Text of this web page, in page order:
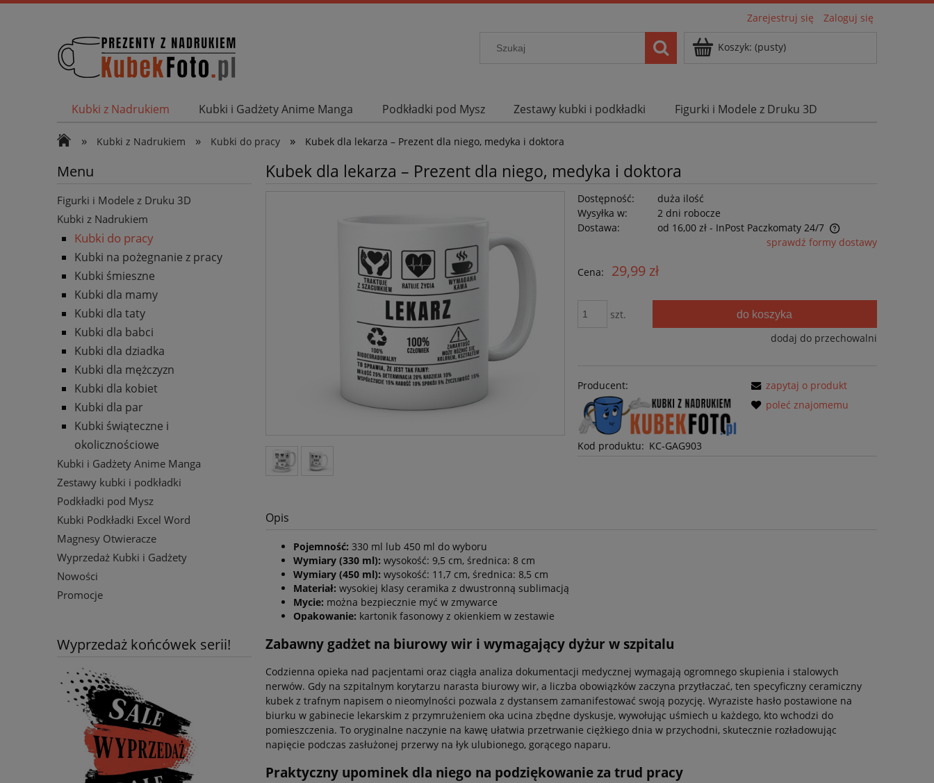
Zarejestruj się Zaloguj się
Koszyk: (pusty)
Kubki z Nadrukiem Kubki i Gadżety Anime Manga Podkładki pod Mysz Zestawy kubki i podkładki
Figurki i Modele z Druku 3D
Wyprzedaż Kubki i Gadżety
Magnesy Otwieracze Promocje Promocje
» Kubki z Nadrukiem » Kubki do pracy » Kubek dla lekarza – Prezent dla niego, medyka i doktora
Menu
Figurki i Modele z Druku 3D
Kubki z Nadrukiem
Kubki do pracy
Kubki na pożegnanie z pracy
Kubki śmieszne
Kubki dla mamy
Kubki dla taty
Kubki dla babci
Kubki dla dziadka
Kubki dla mężczyzn
Kubki dla kobiet
Kubki dla par
Kubki świąteczne i
okolicznościowe
Kubki i Gadżety Anime Manga
Zestawy kubki i podkładki
Podkładki pod Mysz
Kubki Podkładki Excel Word
Magnesy Otwieracze
Wyprzedaż Kubki i Gadżety
Nowości
Promocje
Wyprzedaż końcówek serii!
Kubek dla lekarza – Prezent dla niego, medyka i doktora
Dostępność:
duża ilość
Wysyłka w:
2 dni robocze
Dostawa:
od 16,00 zł - InPost Paczkomaty 24/7
płatności
sprawdź formy dostawy
Cena: 29,99 zł
szt. do koszyka
dodaj do przechowalni
Producent:
Kod produktu: KC-GAG903
zapytaj o produkt
poleć znajomemu
Opis
Pojemność: 330 ml lub 450 ml do wyboru
Wymiary (330 ml): wysokość: 9,5 cm, średnica: 8 cm
Wymiary (450 ml): wysokość: 11,7 cm, średnica: 8,5 cm
Materiał: wysokiej klasy ceramika z dwustronną sublimacją
Mycie: można bezpiecznie myć w zmywarce
Opakowanie: kartonik fasonowy z okienkiem w zestawie
Zabawny gadżet na biurowy wir i wymagający dyżur w szpitalu
Codzienna opieka nad pacjentami oraz ciągła analiza dokumentacji medycznej wymagają ogromnego skupienia i stalowych
nerwów. Gdy na szpitalnym korytarzu narasta biurowy wir, a liczba obowiązków zaczyna przytłaczać, ten specyficzny ceramiczny
kubek z trafnym napisem o nieomylności pozwala z dystansem zamanifestować swoją pozycję. Wyraziste hasło postawione na
biurku w gabinecie lekarskim z przymrużeniem oka ucina zbędne dyskusje, wywołując uśmiech u każdego, kto wchodzi do
pomieszczenia. To oryginalne naczynie na kawę ułatwia przetrwanie ciężkiego dnia w przychodni, skutecznie rozładowując
napięcie podczas zasłużonej przerwy na łyk ulubionego, gorącego naparu.
Praktyczny upominek dla niego na podziękowanie za trud pracy